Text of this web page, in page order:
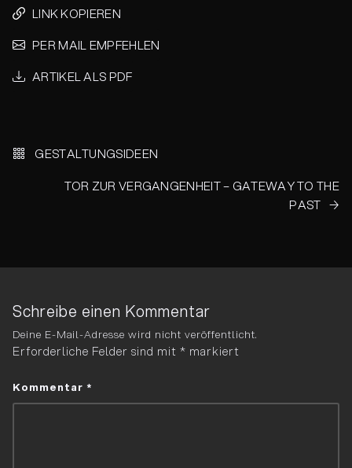
LINK KOPIEREN
PER MAIL EMPFEHLEN
ARTIKEL ALS PDF
Navigation
GESTALTUNGS­IDEEN
TOR ZUR VERGANGENHEIT – GATEWAY TO THE
PAST
Schreibe einen Kommentar
Deine E-Mail-Adresse wird nicht veröffentlicht.
Erforderliche Felder sind mit * markiert
Kommentar *